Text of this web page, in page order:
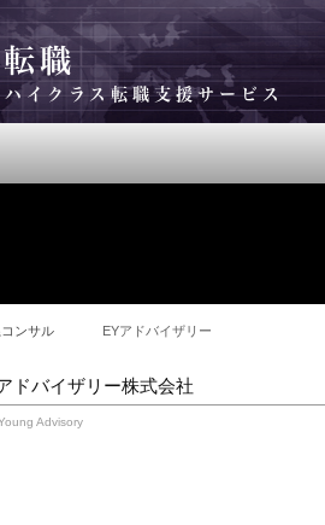
職
イクラス転職支援サービス
ンサル EYアドバイザリー
ドバイザリー株式会社
Advisory